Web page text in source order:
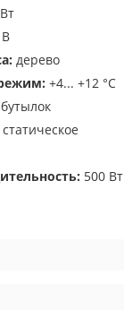
дерево
+4... +12 °C
статическое
500 Вт